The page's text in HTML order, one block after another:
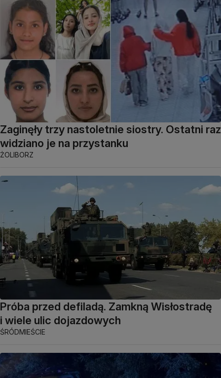
Zaginęły trzy nastoletnie siostry. Ostatni raz
widziano je na przystanku
ŻOLIBORZ
Próba przed defiladą. Zamkną Wisłostradę
i wiele ulic dojazdowych
ŚRÓDMIEŚCIE